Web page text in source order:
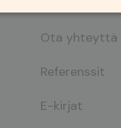
Ota yhteyttä
Referenssit
E-kirjat